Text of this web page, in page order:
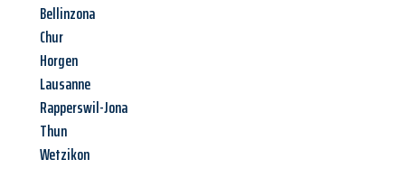
Bellinzona
Chur
Horgen
Lausanne
Rapperswil-Jona
Thun
Wetzikon